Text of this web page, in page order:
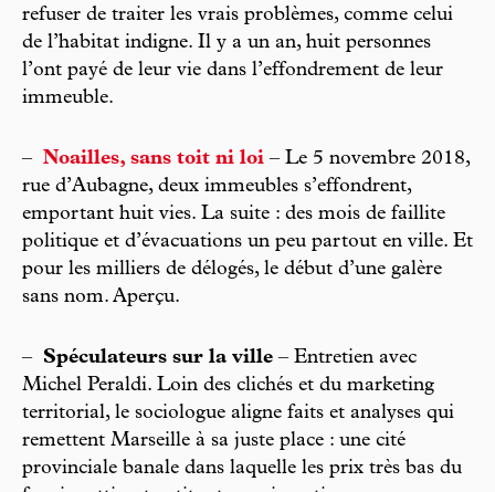
refuser de traiter les vrais problèmes, comme celui
de l’habitat indigne. Il y a un an, huit personnes
l’ont payé de leur vie dans l’effondrement de leur
immeuble.
– Noailles, sans toit ni loi – Le 5 novembre 2018,
rue d’Aubagne, deux immeubles s’effondrent,
emportant huit vies. La suite : des mois de faillite
politique et d’évacuations un peu partout en ville. Et
pour les milliers de délogés, le début d’une galère
sans nom. Aperçu.
– Spéculateurs sur la ville – Entretien avec
Michel Peraldi. Loin des clichés et du marketing
territorial, le sociologue aligne faits et analyses qui
remettent Marseille à sa juste place : une cité
provinciale banale dans laquelle les prix très bas du